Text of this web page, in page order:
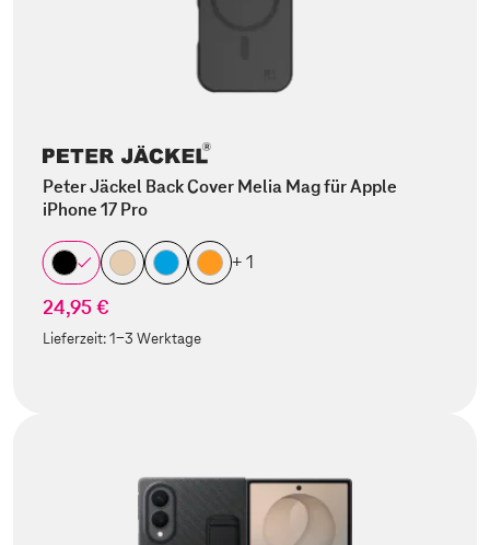
Peter Jäckel Back Cover Melia Mag für Apple
iPhone 17 Pro
+ 1
24,95 €
Lieferzeit:1-3 Werktage